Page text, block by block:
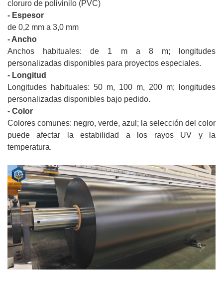
cloruro de polivinilo (PVC)
- Espesor
de 0,2 mm a 3,0 mm
- Ancho
Anchos habituales: de 1 m a 8 m; longitudes
personalizadas disponibles para proyectos especiales.
- Longitud
Longitudes habituales: 50 m, 100 m, 200 m; longitudes
personalizadas disponibles bajo pedido.
- Color
Colores comunes: negro, verde, azul; la selección del color
puede afectar la estabilidad a los rayos UV y la
temperatura.